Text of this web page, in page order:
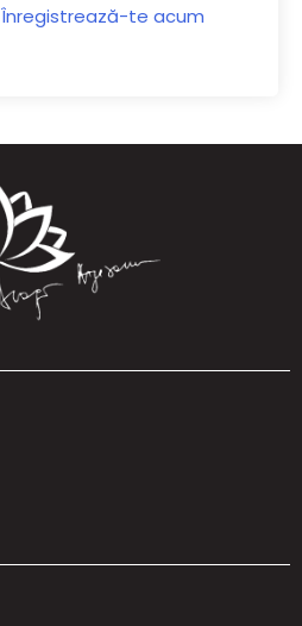
Înregistrează-te acum